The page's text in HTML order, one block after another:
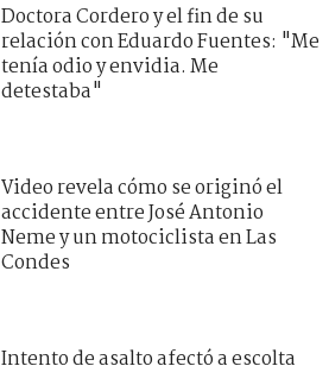
Doctora Cordero y el fin de su
relación con Eduardo Fuentes: "Me
tenía odio y envidia. Me
detestaba"
Video revela cómo se originó el
accidente entre José Antonio
Neme y un motociclista en Las
Condes
Intento de asalto afectó a escolta